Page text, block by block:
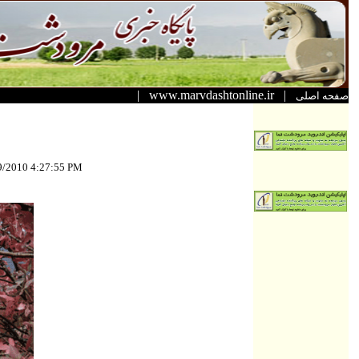
صفحه اصلی |
www.marvdashtonline.ir
|
2010 4:27:55 PM